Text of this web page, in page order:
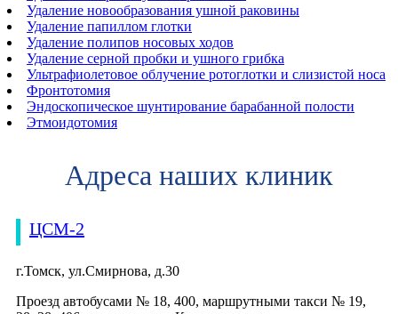
Удаление новообразования ушной раковины
Удаление папиллом глотки
Удаление полипов носовых ходов
Удаление серной пробки и ушного грибка
Ультрафиолетовое облучение ротоглотки и слизистой носа
Фронтотомия
Эндоскопическое шунтирование барабанной полости
Этмоидотомия
Адреса наших клиник
ЦСМ-2
г.Томск, ул.Смирнова, д.30
Проезд автобусами № 18, 400, маршрутными такси № 19,